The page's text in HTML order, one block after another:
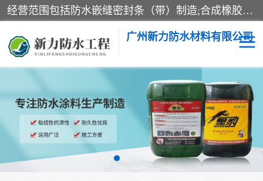
经营范围包括防水嵌缝密封条（带）制造;合成橡胶制造（监控化学品、危险化学品除外）;沥青混合物制造;防水胶粘带制造;其他合成材料制造（监控化学品、危险化学品除外）;涂料制造（监控化学品、危险化学品除外）;建筑结构防水补漏;防水建筑材料制造;粘合剂制造（监控化学品、危险化学品除外）;涂料零售;广州新力防水材料有限公司具有1处分支机构。
广州新力防水材料有限公司
黑豹防水胶 建筑108胶水
乳化沥青防水涂料 自粘卷材
非固化橡胶防水涂料